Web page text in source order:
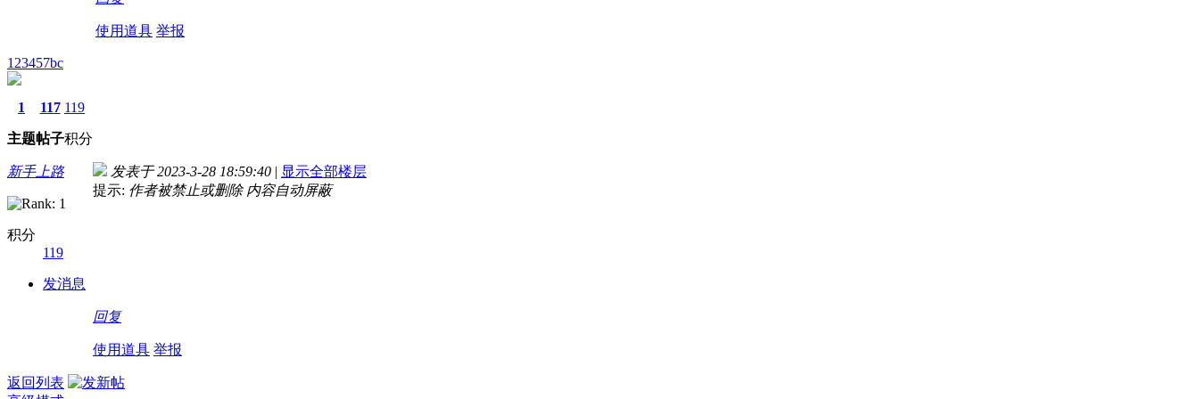
使用道具 举报
123457bc
1
主题
117
帖子
119
积分
新手上路
积分
119
发消息
发表于 2023-3-28 18:59:40 | 显示全部楼层
提示: 作者被禁止或删除 内容自动屏蔽
回复
使用道具 举报
返回列表